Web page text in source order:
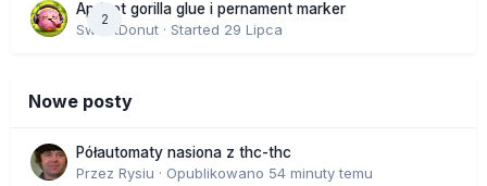
2
Apricot gorilla glue i pernament marker
SweetDonut · Started 29 Lipca
Nowe posty
Półautomaty nasiona z thc-thc
Przez Rysiu · Opublikowano 54 minuty temu